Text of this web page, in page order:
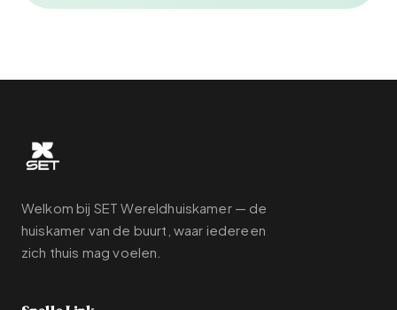
Welkom bij SET Wereldhuiskamer — de
huiskamer van de buurt, waar iedereen
zich thuis mag voelen.